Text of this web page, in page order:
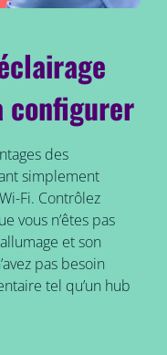
configurer
des
simplement
Fi. Contrôlez
vous n’êtes pas
et son
pas besoin
tel qu’un hub